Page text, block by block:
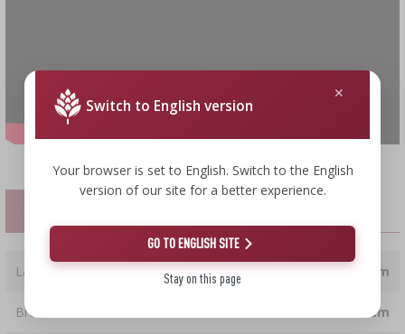
Länge 40.5 cm
Breite 16 cm
Switch to English version
Your browser is set to English. Switch to the English
version of our site for a better experience.
GO TO ENGLISH SITE
Stay on this page